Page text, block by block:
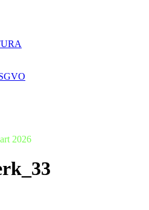
2026